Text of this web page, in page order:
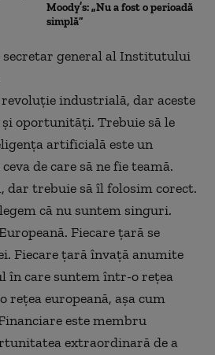
Moody’s: „Nu a fost o perioadă
simplă”
secretar general al Institutului
revoluție industrială, dar aceste
oportunități. Trebuie să le
artificială este un
de care să ne fie teamă.
dar trebuie să îl folosim corect.
că nu suntem singuri.
Fiecare țară se
Fiecare țară învață anumite
în care suntem într-o rețea
europeană, așa cum
este membru
extraordinară de a